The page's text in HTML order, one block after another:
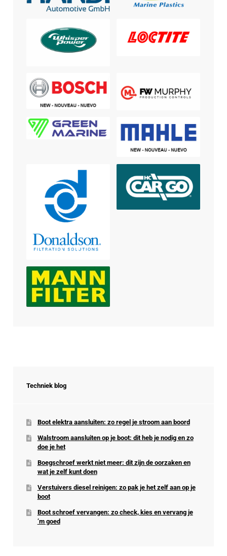
Techniek blog
Boot elektra aansluiten: zo regel je stroom aan boord
Walstroom aansluiten op je boot: dit heb je nodig en zo
doe je het
Boegschroef werkt niet meer: dit zijn de oorzaken en
wat je zelf kunt doen
Verstuivers diesel reinigen: zo pak je het zelf aan op je
boot
Boot schroef vervangen: zo check, kies en vervang je
’m goed